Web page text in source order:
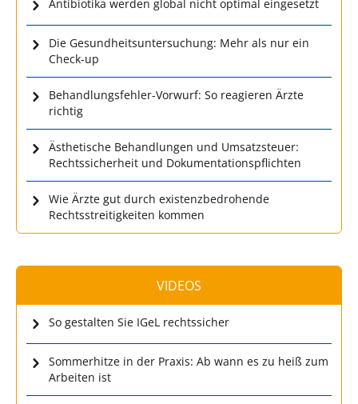
Antibiotika werden global nicht optimal eingesetzt
Die Gesundheitsuntersuchung: Mehr als nur ein
Check-up
Behandlungsfehler-Vorwurf: So reagieren Ärzte
richtig
Ästhetische Behandlungen und Umsatzsteuer:
Rechtssicherheit und Dokumentationspflichten
Wie Ärzte gut durch existenzbedrohende
Rechtsstreitigkeiten kommen
VIDEOS
So gestalten Sie IGeL rechtssicher
Sommerhitze in der Praxis: Ab wann es zu heiß zum
Arbeiten ist